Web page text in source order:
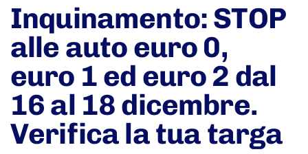
Inquinamento: STOP
alle auto euro 0,
euro 1 ed euro 2 dal
16 al 18 dicembre.
Verifica la tua targa